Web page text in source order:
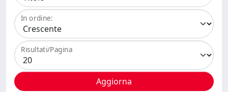
In ordine:
Risultati/Pagina